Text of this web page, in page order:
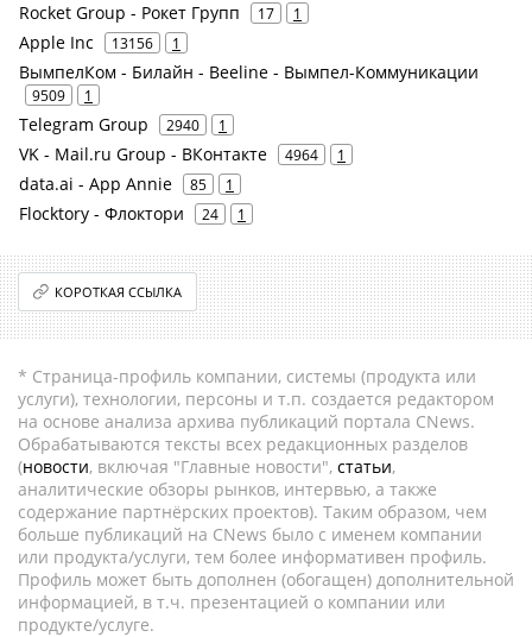
Rocket Group - Рокет Групп 17 1
Apple Inc 13156 1
ВымпелКом - Билайн - Beeline - Вымпел-Коммуникации
9509 1
Telegram Group 2940 1
VK - Mail.ru Group - ВКонтакте 4964 1
data.ai - App Annie 85 1
Flocktory - Флоктори 24 1
КОРОТКАЯ ССЫЛКА
* Страница-профиль компании, системы (продукта или
услуги), технологии, персоны и т.п. создается редактором
на основе анализа архива публикаций портала CNews.
Обрабатываются тексты всех редакционных разделов
(новости, включая "Главные новости", статьи,
аналитические обзоры рынков, интервью, а также
содержание партнёрских проектов). Таким образом, чем
больше публикаций на CNews было с именем компании
или продукта/услуги, тем более информативен профиль.
Профиль может быть дополнен (обогащен) дополнительной
информацией, в т.ч. презентацией о компании или
продукте/услуге.